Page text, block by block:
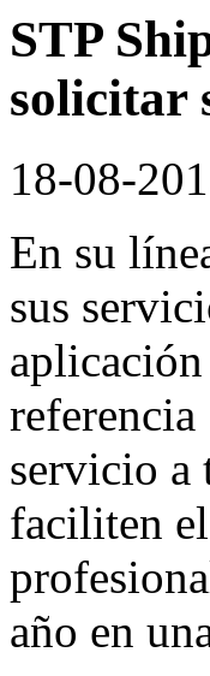
STP
solicitar
18-08-
En su
sus
servicio a
faciliten
año en